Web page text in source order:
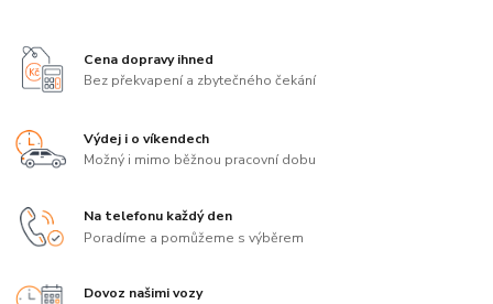
Cena dopravy ihned
Bez překvapení a zbytečného čekání
Výdej i o víkendech
Možný i mimo běžnou pracovní dobu
Na telefonu každý den
Poradíme a pomůžeme s výběrem
Dovoz našimi vozy